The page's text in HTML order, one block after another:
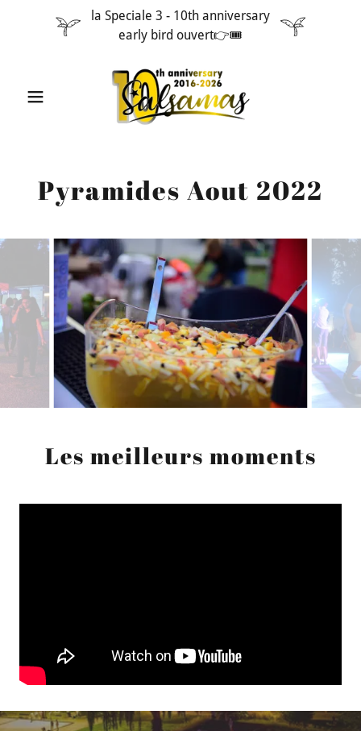
la Speciale 3 - 10th anniversary
early bird ouvert👉🎟️
Pyramides Aout 2022
Les meilleurs moments